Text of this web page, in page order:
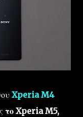
Xperia M4
το Xperia M5,